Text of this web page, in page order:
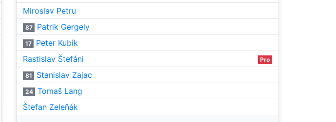
Miroslav Petru
87 Patrik Gergely
17
Peter Kubík
Rastislav Štefáni
Pro
81 Stanislav Zajac
24
Tomaš Lang
Štefan Zeleňák